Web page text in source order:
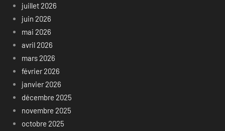
juillet 2026
juin 2026
mai 2026
avril 2026
mars 2026
février 2026
janvier 2026
décembre 2025
novembre 2025
octobre 2025